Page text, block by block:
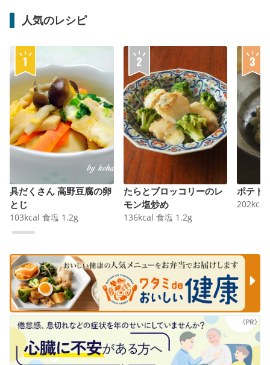
人気のレシピ
具だくさん 高野豆腐の卵
とじ
103kcal 食塩 1.2g
たらとブロッコリーのレ
モン塩炒め
136kcal 食塩 1.2g
ポテト
202kcal